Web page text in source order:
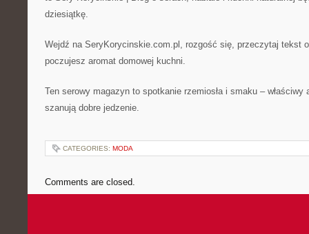
dziesiątkę.
Wejdź na SeryKorycinskie.com.pl, rozgość się, przeczytaj tekst
poczujesz aromat domowej kuchni.
Ten serowy magazyn to spotkanie rzemiosła i smaku –
szanują dobre jedzenie.
CATEGORIES: MODA
Comments are closed.